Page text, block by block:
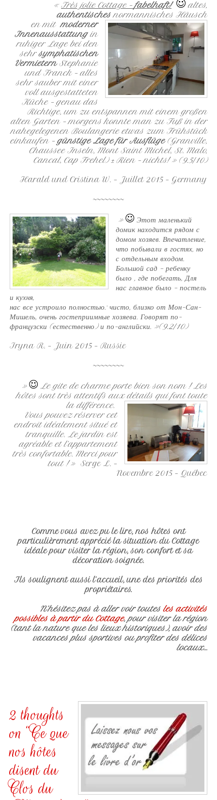
«Très jolie Cottage –fabelhaft!
altes,
authentischesnormannisches Häusch
en mitmoderner
Innenausstattungin
ruhiger Lagebei den
sehrsymphatischen
VermieternStephanie
und Franck – alles
sehr sauber mit einer
voll ausgestatteten
Küche – genau das
Richtige, um zu entspannen mit einem großen
alten Garten – morgens konnte man zu Fuß in der
nahegelegenen Boulangerie etwas zum Frühstück
einkaufen – günstige Lage für Ausflüge(Granville,
Chaussee Inseln, Mont Saint Michel, St. Malo,
Cancal, Cap Frehel) ± Rien – nichts! » (9.5/10)
Harald und Cristina W. – Juillet 2015 – Germany
~~~~~~~~
» Этот маленький
домик находится рядом с
домом хозяев. Впечатление,
что побывали в гостях, но
с отдельным входом.
Большой сад – ребенку
было , где побегать, Для
нас главное было – постель
и кухня,
нас все устроило полностью: чисто, близко от Мон-Сан-
Мишель, очень гостеприимные хозяева. Говорят по-
французски (естественно) и по-английски. »(9.2/10)
Iryna R. – Juin 2015 – Russie
~~~~~~~~
»
Le gite de charme porte bien son nom ! Les
hôtes sont très attentifs aux détails quifont toute
la différence.
Vous pouvez réserver cet
endroit idéalement situé et
tranquille. Le jardin est
agréable et l’appartement
très confortable. Merci pour
tout !» Serge L. –
Novembre 2015 – Québec
Comme vous avez pu le lire, nos hôtes ont
particulièrement apprécié la situation du Cottage
idéale pour visiter la région, son confort et sa
décoration soignée.
Ils soulignent aussi l’accueil, une des priorités des
propriétaires.
N’hésitez pas à aller voir toutesles activités
possibles à partir du Cottage, pour visiter la région
(tant la nature que les lieux historiques), avoir des
vacances plus sportives ou profiter des délices
locaux…
2 thoughts
on “Ce que
nos hôtes
disent du
Clos du